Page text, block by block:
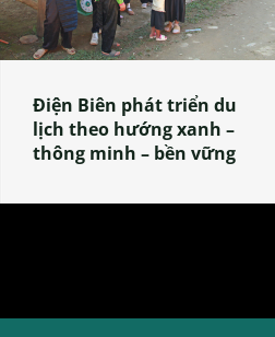
Điện Biên phát triển du
lịch theo hướng xanh –
thông minh – bền vững